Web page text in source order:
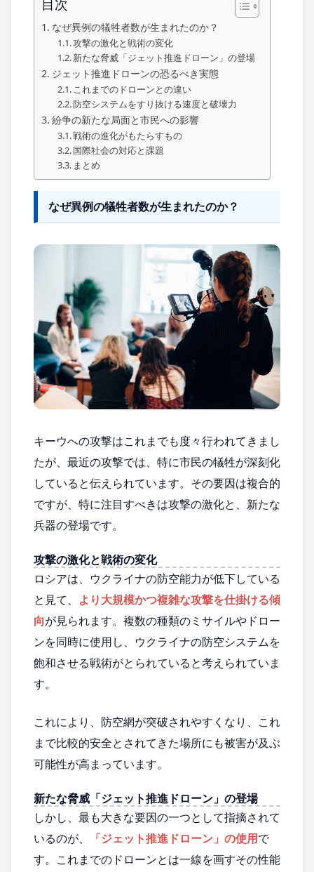
目次
なぜ異例の犠牲者数が生まれたのか？
攻撃の激化と戦術の変化
新たな脅威「ジェット推進ドローン」の登場
ジェット推進ドローンの恐るべき実態
これまでのドローンとの違い
防空システムをすり抜ける速度と破壊力
紛争の新たな局面と市民への影響
戦術の進化がもたらすもの
国際社会の対応と課題
まとめ
なぜ異例の犠牲者数が生まれたのか？
キーウへの攻撃はこれまでも度々行われてきまし
たが、最近の攻撃では、特に市民の犠牲が深刻化
していると伝えられています。その要因は複合的
ですが、特に注目すべきは攻撃の激化と、新たな
兵器の登場です。
攻撃の激化と戦術の変化
ロシアは、ウクライナの防空能力が低下している
と見て、 より大規模かつ複雑な攻撃を仕掛ける傾
向が見られます。複数の種類のミサイルやドロー
ンを同時に使用し、ウクライナの防空システムを
飽和させる戦術がとられていると考えられていま
す。
これにより、防空網が突破されやすくなり、これ
まで比較的安全とされてきた場所にも被害が及ぶ
可能性が高まっています。
新たな脅威「ジェット推進ドローン」の登場
しかし、最も大きな要因の一つとして指摘されて
いるのが、
「ジェット推進ドローン」の使用で
す。これまでのドローンとは一線を画すその性能